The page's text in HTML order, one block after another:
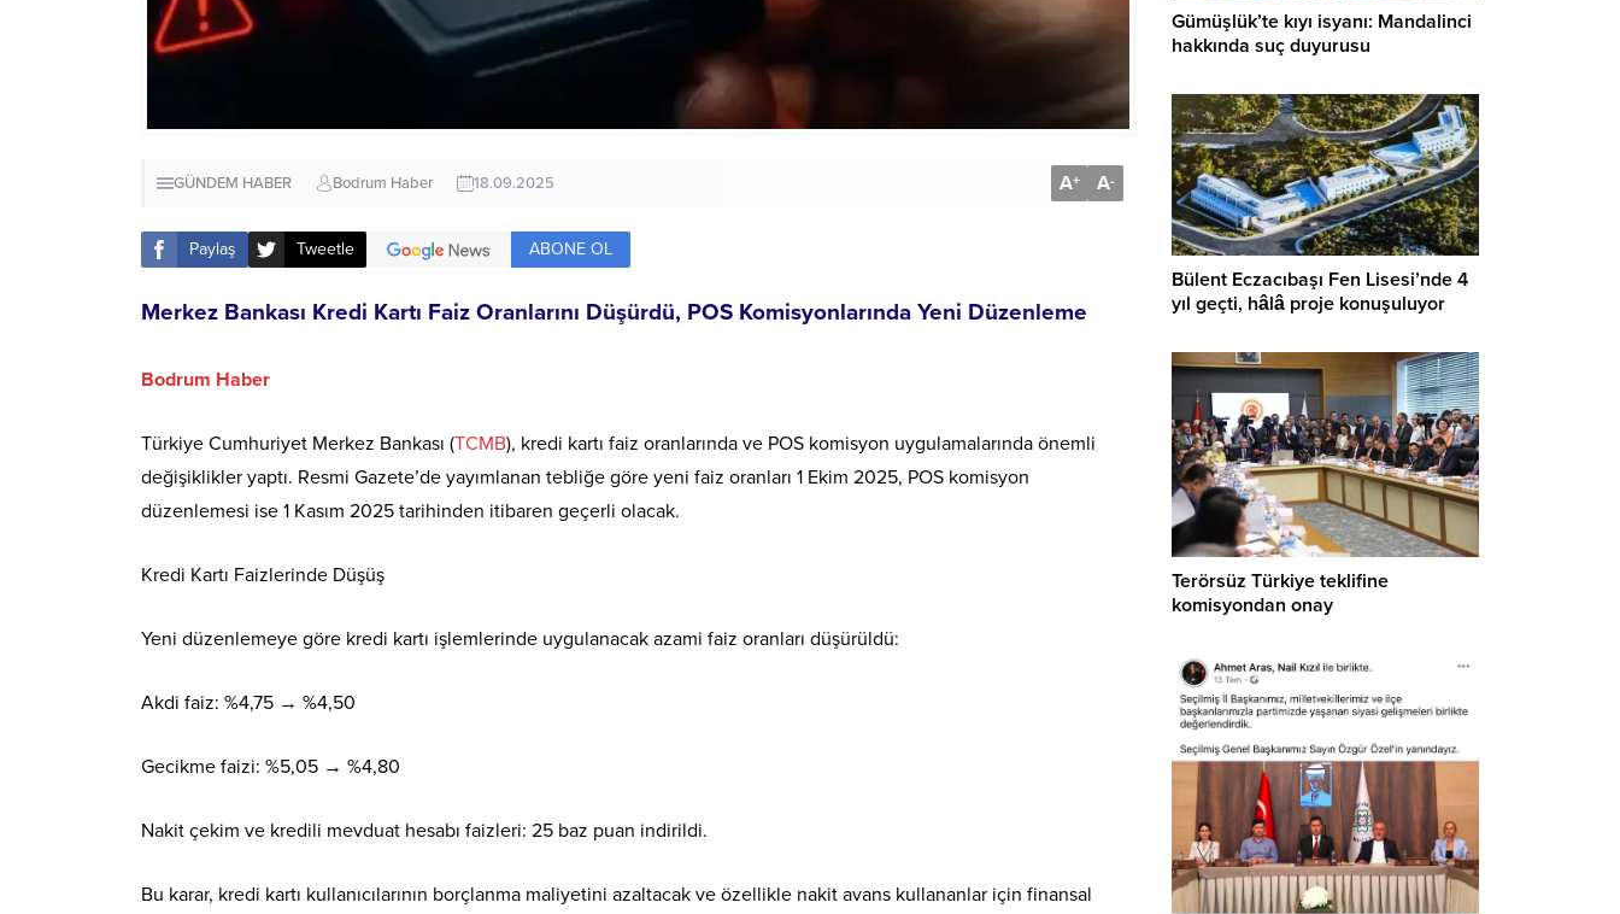
GÜNDEM HABER Bodrum Haber 18.09.2025 A+ A-
Paylaş Tweetle ABONE OL
Merkez Bankası Kredi Kartı Faiz Oranlarını Düşürdü, POS Komisyonlarında Yeni Düzenleme
Bodrum Haber
Türkiye Cumhuriyet Merkez Bankası (TCMB), kredi kartı faiz oranlarında ve POS komisyon uygulamalarında önemli
değişiklikler yaptı. Resmi Gazete’de yayımlanan tebliğe göre yeni faiz oranları 1 Ekim 2025, POS komisyon
düzenlemesi ise 1 Kasım 2025 tarihinden itibaren geçerli olacak.
Kredi Kartı Faizlerinde Düşüş
Yeni düzenlemeye göre kredi kartı işlemlerinde uygulanacak azami faiz oranları düşürüldü:
Akdi faiz: %4,75 → %4,50
Gecikme faizi: %5,05 → %4,80
Nakit çekim ve kredili mevduat hesabı faizleri: 25 baz puan indirildi.
Bu karar, kredi kartı kullanıcılarının borçlanma maliyetini azaltacak ve özellikle nakit avans kullananlar için finansal
Gümüşlük’te kıyı isyanı: Mandalinci
hakkında suç duyurusu
Bülent Eczacıbaşı Fen Lisesi’nde 4
yıl geçti, hâlâ proje konuşuluyor
Terörsüz Türkiye teklifine
komisyondan onay